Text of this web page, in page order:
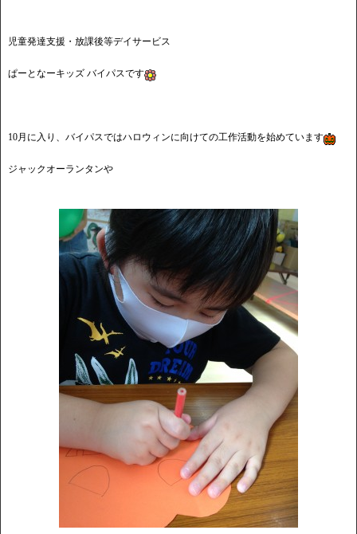
児童発達支援・放課後等デイサービス
ぱーとなーキッズ バイパスです
10月に入り、バイパスではハロウィンに向けての工作活動を始めています
ジャックオーランタンや